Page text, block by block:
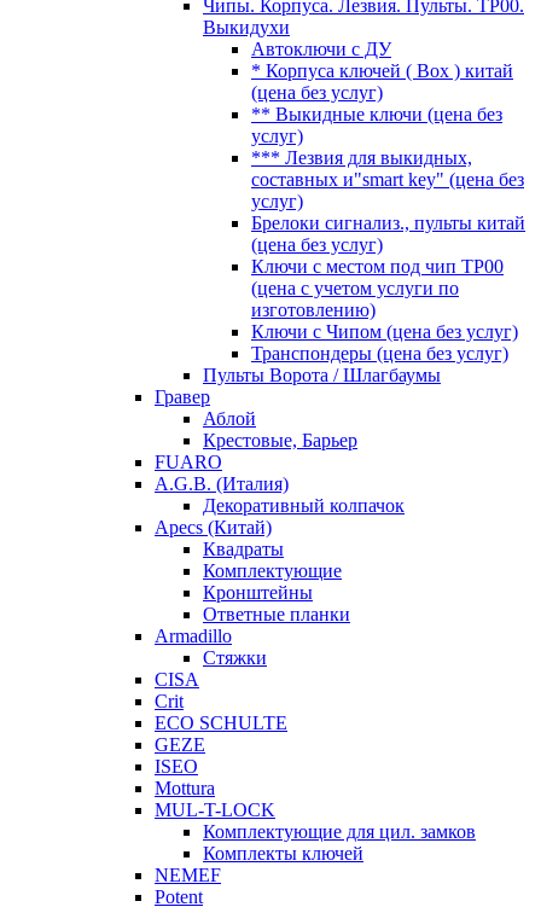
Чипы. Корпуса. Лезвия. Пульты. TP00.
Выкидухи
Автоключи с ДУ
* Корпуса ключей ( Box ) китай
(цена без услуг)
** Выкидные ключи (цена без
услуг)
*** Лезвия для выкидных,
составных и"smart key" (цена без
услуг)
Брелоки сигнализ., пульты китай
(цена без услуг)
Ключи с местом под чип TP00
(цена с учетом услуги по
изготовлению)
Ключи с Чипом (цена без услуг)
Транспондеры (цена без услуг)
Пульты Ворота / Шлагбаумы
Гравер
Аблой
Крестовые, Барьер
FUARO
A.G.B. (Италия)
Декоративный колпачок
Apecs (Китай)
Квадраты
Комплектующие
Кронштейны
Ответные планки
Armadillo
Стяжки
CISA
Crit
ECO SCHULTE
GEZE
ISEO
Mottura
MUL-T-LOCK
Комплектующие для цил. замков
Комплекты ключей
NEMEF
Potent